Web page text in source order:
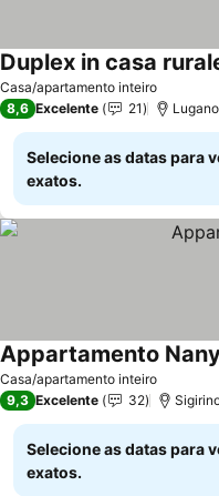
Casa/apartamento inteiro
Duplex in casa
8,6 Excelente 21
Selecione as datas para
exatos.
Casa/apartamento inteiro
Appartamento
9,3 Excelente 32
Selecione as datas para
exatos.